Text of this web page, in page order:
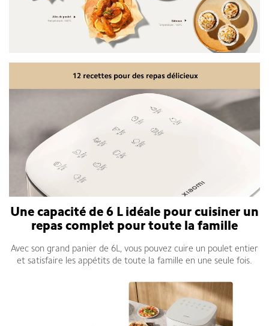
Une capacité de 6 L idéale pour cuisiner un
repas complet pour toute la famille
Avec son grand panier de 6L, vous pouvez cuire un poulet entier
et satisfaire les appétits de toute la famille en une seule fois.